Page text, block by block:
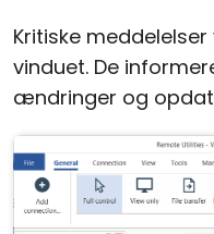
Kritiske
vinduet. De
ændringer og